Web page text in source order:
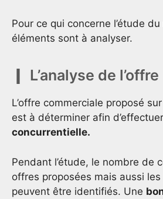
Pour ce qui concerne l’étude
éléments sont à analyser.
L’analyse de l’offre
L’offre commerciale proposé
est à déterminer afin d’effectuer
concurrentielle.
Pendant l’étude, le nombre de
offres proposées mais aussi
peuvent être identifiés. Une